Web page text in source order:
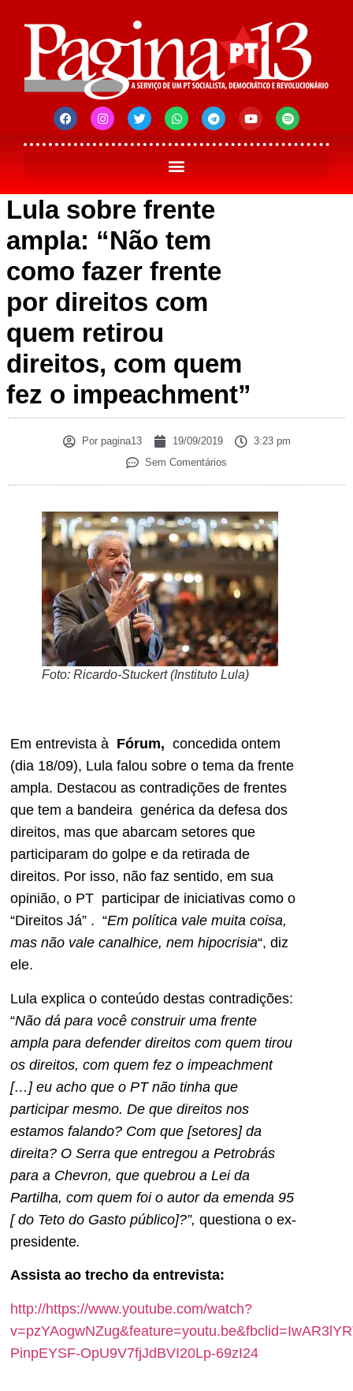
Lula sobre frente
ampla: “Não tem
como fazer frente
por direitos com
quem retirou
direitos, com quem
fez o impeachment”
Porpagina13 19/09/2019
3:23 pm
Sem Comentários
Foto: Ricardo-Stuckert (Instituto Lula)
Em entrevista à Fórum, concedida ontem
(dia 18/09), Lula falou sobre o tema da frente
ampla. Destacou as contradições de frentes
que tem a bandeira genérica da defesa dos
direitos, mas que abarcam setores que
participaram do golpe e da retirada de
direitos. Por isso, não faz sentido, em sua
opinião, o PT participar de iniciativas como o
“Direitos Já” . “Em política vale muita coisa,
mas não vale canalhice, nem hipocrisia“, diz
ele.
Lula explica o conteúdo destas contradições:
“Não dá para você construir uma frente
ampla para defender direitos com quem tirou
os direitos, com quem fez o impeachment
[…] eu acho que o PT não tinha que
participar mesmo. De que direitos nos
estamos falando? Com que [setores] da
direita? O Serra que entregou a Petrobrás
para a Chevron, que quebrou a Lei da
Partilha, com quem foi o autor da emenda 95
[ do Teto do Gasto público]?”, questiona o ex-
presidente.
Assista ao trecho da entrevista:
http://https://www.youtube.com/watch?
PinpEYSF-OpU9V7fjJdBVI20Lp-69zI24